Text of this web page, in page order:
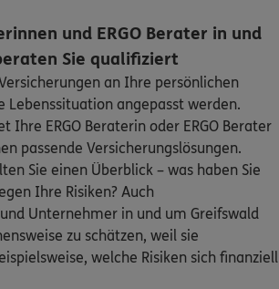
oder Leistungsfall melden
online oder telefonisch
Rechnung einreichen
Str. 61,18437 Stralsund
besuchen
5/5 ERGO
Röhl
5 ,18439 Stralsund(29.2 km)
besuchen
und ERGO Berater in und
Sie qualifiziert
an Ihre persönlichen
Lebenssituation angepasst werden.
Ihre ERGO Beraterin oder ERGO Berater
passende Versicherungslösungen.
Sie einen Überblick – was haben Sie
Ihre Risiken? Auch
Unternehmer in und um Greifswald
zu schätzen, weil sie
welche Risiken sich finanziell